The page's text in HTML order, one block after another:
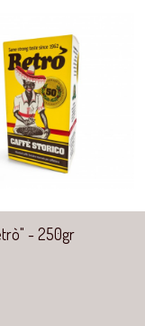
Aperçu rapide
- 250gr